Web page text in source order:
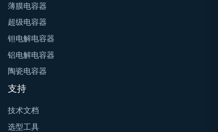
薄膜电容器
超级电容器
钽电解电容器
铝电解电容器
陶瓷电容器
支持
技术文档
选型工具